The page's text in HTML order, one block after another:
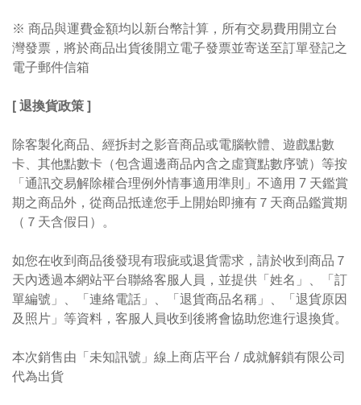
※ 商品與運費金額均以新台幣計算，所有交易費用開立台
灣發票，將於商品出貨後開立電子發票並寄送至訂單登記之
電子郵件信箱
[ 退換貨政策 ]
除客製化商品、經拆封之影音商品或電腦軟體、遊戲點數
卡、其他點數卡（包含週邊商品內含之虛寶點數序號）等按
「通訊交易解除權合理例外情事適用準則」不適用 7 天鑑賞
期之商品外，從商品抵達您手上開始即擁有７天商品鑑賞期
（７天含假日）。
如您在收到商品後發現有瑕疵或退貨需求，請於收到商品７
天內透過本網站平台聯絡客服人員，並提供「姓名」、「訂
單編號」、「連絡電話」、「退貨商品名稱」、「退貨原因
及照片」等資料，客服人員收到後將會協助您進行退換貨。
本次銷售由「未知訊號」線上商店平台 / 成就解鎖有限公司
代為出貨